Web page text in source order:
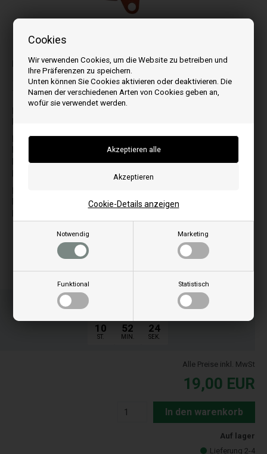
Cookies
Wir verwenden Cookies, um die Website zu betreiben und
Ihre Präferenzen zu speichern.
Unten können Sie Cookies aktivieren oder deaktivieren. Die
Namen der verschiedenen Arten von Cookies geben an,
wofür sie verwendet werden.
Notwendig Marketing
Funktional Statistisch
Cookie-Details anzeigen
Passt zu:
700
HRV120
M
Mavi
O
RV 100
Bestellen Sie Ihre Artikel vor 15:00 Uhr
Schnelle Lieferung - Paketnummer an E-Mail
10
ST.
52
MIN.
23
SEK.
Alle Preise inkl. MwSt
19,00 EUR
In den warenkorb
Auf lager
Lieferung 2-4